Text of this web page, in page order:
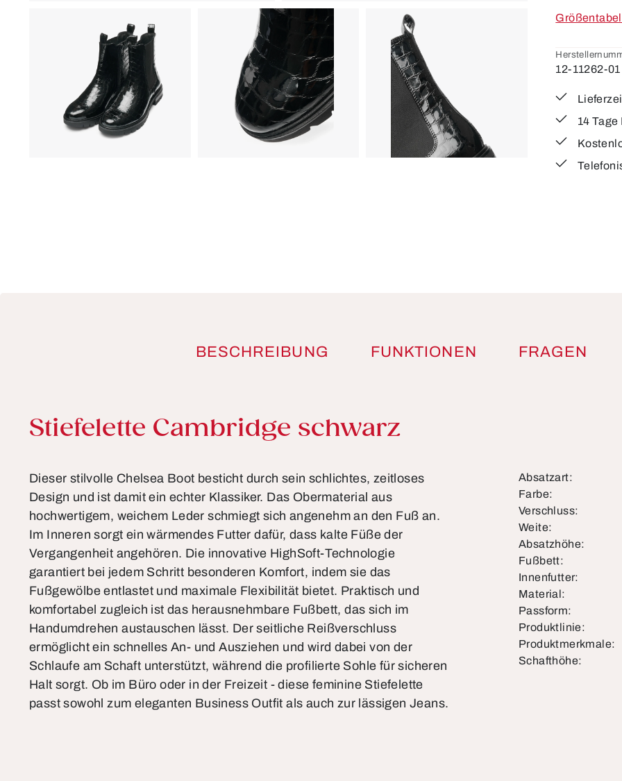
12-11262-01
14
BESCHREIBUNG FUNKTIONEN FRAGEN
Produktinformationen
Stiefelette Cambridge schwarz
Dieser stilvolle Chelsea Boot besticht durch sein schlichtes, zeitloses
Design und ist damit ein echter Klassiker. Das Obermaterial aus
hochwertigem, weichem Leder schmiegt sich angenehm an den Fuß an.
Im Inneren sorgt ein wärmendes Futter dafür, dass kalte Füße der
Vergangenheit angehören. Die innovative HighSoft-Technologie
garantiert bei jedem Schritt besonderen Komfort, indem sie das
Fußgewölbe entlastet und maximale Flexibilität bietet. Praktisch und
komfortabel zugleich ist das herausnehmbare Fußbett, das sich im
Handumdrehen austauschen lässt. Der seitliche Reißverschluss
ermöglicht ein schnelles An- und Ausziehen und wird dabei von der
Schlaufe am Schaft unterstützt, während die profilierte Sohle für sicheren
Halt sorgt. Ob im Büro oder in der Freizeit - diese feminine Stiefelette
passt sowohl zum eleganten Business Outfit als auch zur lässigen Jeans.
Absatzart:
Farbe:
Verschluss:
Weite:
Absatzhöhe:
Fußbett:
Innenfutter:
Material:
Passform:
Produktlinie:
Produktmerkmale:
Schafthöhe: